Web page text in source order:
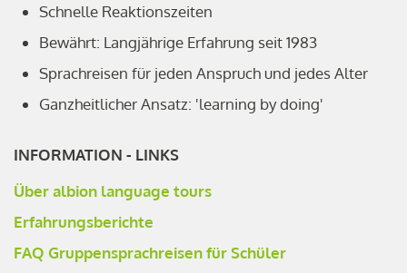
Schnelle Reaktionszeiten
Bewährt: Langjährige Erfahrung seit 1983
Sprachreisen für jeden Anspruch und jedes Alter
Ganzheitlicher Ansatz: 'learning by doing'
INFORMATION - LINKS
Über albion language tours
Erfahrungsberichte
FAQ Gruppensprachreisen für Schüler